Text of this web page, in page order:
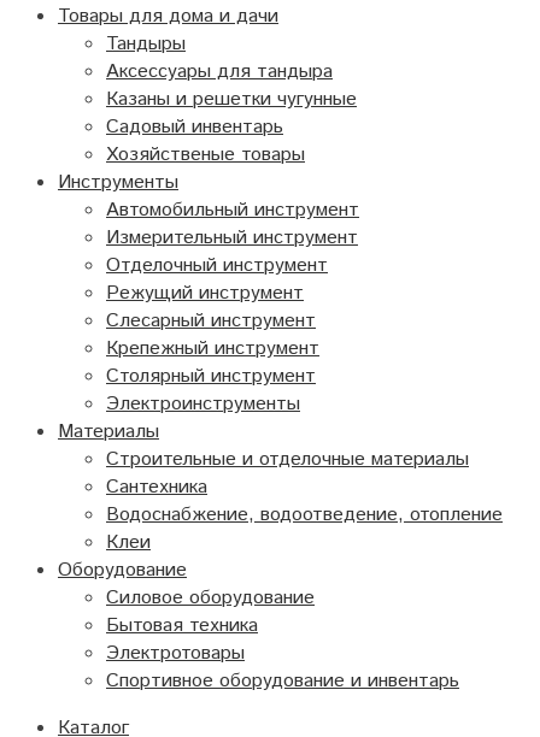
Товары для дома и дачи
Тандыры
Аксессуары для тандыра
Казаны и решетки чугунные
Садовый инвентарь
Хозяйственые товары
Инструменты
Автомобильный инструмент
Измерительный инструмент
Отделочный инструмент
Режущий инструмент
Слесарный инструмент
Крепежный инструмент
Столярный инструмент
Электроинструменты
Материалы
Строительные и отделочные материалы
Сантехника
Водоснабжение, водоотведение, отопление
Клеи
Оборудование
Силовое оборудование
Бытовая техника
Электротовары
Спортивное оборудование и инвентарь
Каталог